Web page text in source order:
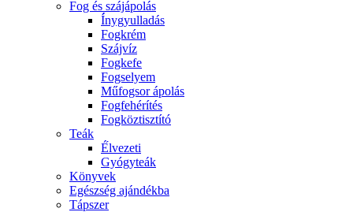
Fog és szájápolás
Í́nygyulladás
Fogkrém
Szájvíz
Fogkefe
Fogselyem
Műfogsor ápolás
Fogfehérítés
Fogköztisztító
Teák
É́lvezeti
Gyógyteák
Könyvek
Egészség ajándékba
Tápszer